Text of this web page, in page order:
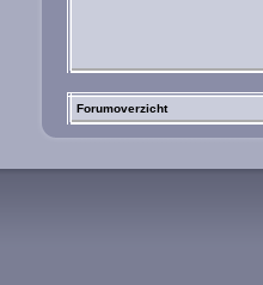
Forumoverzicht